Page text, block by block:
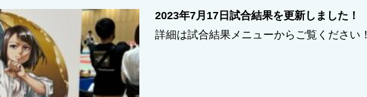
2023年7月17日試合結果を更新しました！
詳細は試合結果メニューからご覧ください！